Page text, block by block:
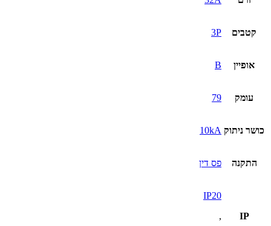
קטבים 3P
אופיין B
עומק 79
כושר ניתוק 10kA
התקנה פס דין
IP
IP20
,